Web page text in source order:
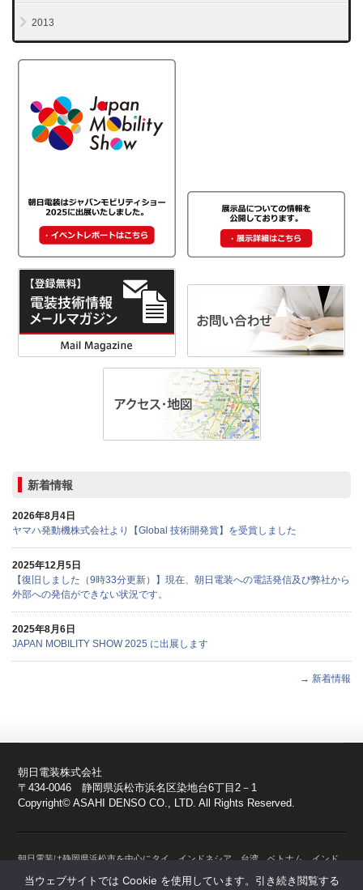
2013
新着情報
2026年8月4日
ヤマハ発動機株式会社より【Global 技術開発賞】を受賞しました
2025年12月5日
【復旧しました（9時33分更新）】現在、朝日電装への電話発信及び弊社から
外部への発信ができない状況です。
2025年8月6日
JAPAN MOBILITY SHOW 2025 に出展します
→ 新着情報
朝日電装株式会社
〒434-0046 静岡県浜松市浜名区染地台6丁目2－1
Copyright© ASAHI DENSO CO., LTD. All Rights Reserved.
朝日電装は静岡県浜松市を中心にタイ、インドネシア、台湾、ベトナム、インド
に拠点を持つ、モーターサイクル、自動車、農業用機械、建設系機械、産業用機
当ウェブサイトでは Cookie を使用しています。引き続き閲覧する